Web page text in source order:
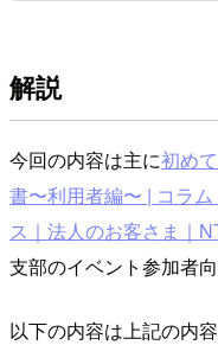
解説
今回の内容は主に初め
書〜利用者編〜 | コラ
ス｜法人のお客さま｜
支部のイベント参加者
以下の内容は上記の内